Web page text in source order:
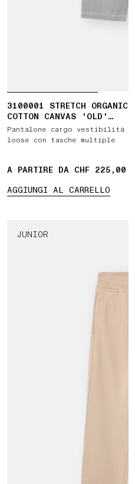
3100001 STRETCH ORGANIC
COTTON CANVAS 'OLD'
EFFECT
Pantalone cargo vestibilità
loose con tasche multiple
A PARTIRE DA CHF 225,00
AGGIUNGI AL CARRELLO
JUNIOR